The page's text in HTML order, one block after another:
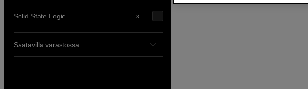
Solid State Logic 3
Saatavilla varastossa